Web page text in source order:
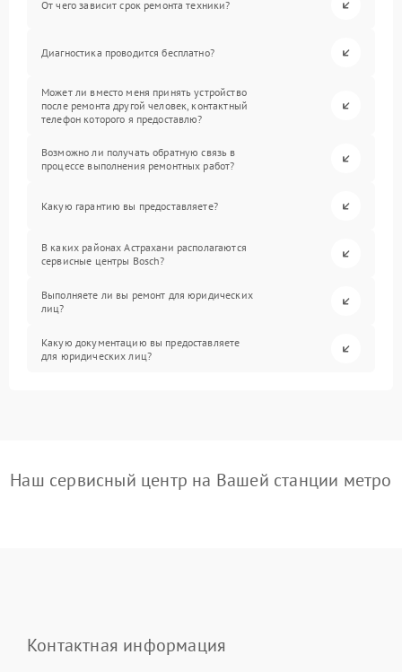
От чего зависит срок ремонта техники?
Диагностика проводится бесплатно?
Может ли вместо меня принять устройство
после ремонта другой человек, контактный
телефон которого я предоставлю?
Возможно ли получать обратную связь в
процессе выполнения ремонтных работ?
Какую гарантию вы предоставляете?
В каких районах Астрахани располагаются
сервисные центры Bosch?
Выполняете ли вы ремонт для юридических
лиц?
Какую документацию вы предоставляете
для юридических лиц?
Наш сервисный центр на Вашей станции метро
Контактная информация